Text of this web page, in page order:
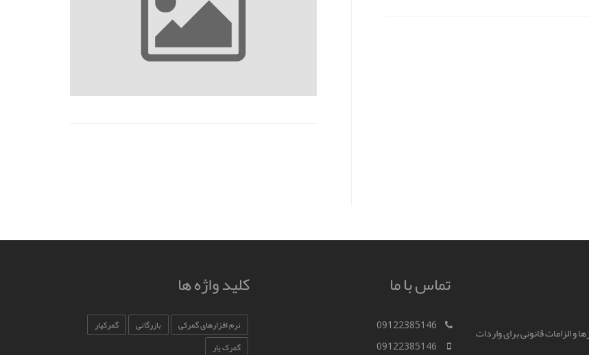
و الزامات قانونی برای واردات
تماس با ما
09122385146
09122385146
کلید واژه ها
نرم افزارهای گمرکی بازرگانی
گمرکیار
گمرک یار